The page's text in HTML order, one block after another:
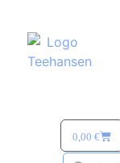
0,00 €